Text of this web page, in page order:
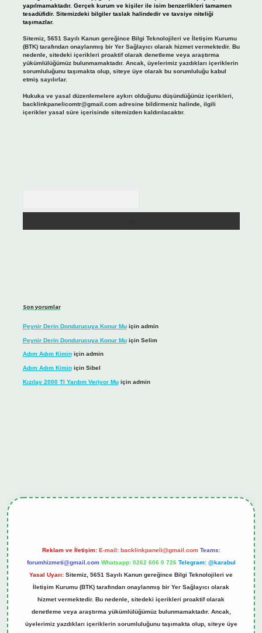
yapılmamaktadır. Gerçek kurum ve kişiler ile isim benzerlikleri tamamen
tesadüfidir. Sitemizdeki bilgiler taslak halindedir ve tavsiye niteliği
taşımazlar.
Sitemiz, 5651 Sayılı Kanun gereğince Bilgi Teknolojileri ve İletişim Kurumu
(BTK) tarafından onaylanmış bir Yer Sağlayıcı olarak hizmet vermektedir. Bu
nedenle, sitedeki içerikleri proaktif olarak denetleme veya araştırma
yükümlülüğümüz bulunmamaktadır. Ancak, üyelerimiz yazdıkları içeriklerin
sorumluluğunu taşımakta olup, siteye üye olarak bu sorumluluğu kabul
etmiş sayılırlar.
Hukuka ve yasal düzenlemelere aykırı olduğunu düşündüğünüz içerikleri,
backlinkpanelicomtr@gmail.comadresine bildirmeniz halinde, ilgili
içerikler yasal süre içerisinde sitemizden kaldırılacaktır.
Son yorumlar
Peynir Derin Dondurucuya Konur Muiçin admin
Peynir Derin Dondurucuya Konur Muiçin Selim
Adım Adım Kiminiçin admin
Adım Adım Kiminiçin Sibel
Kızılay 2000 Tl Yardım Veriyor Muiçin admin
Reklam ve İletişim: E-mail: backlinkpaneli@gmail.com Teams:
forumhizmeti@gmail.com Whatsapp: 0262 606 0 726 Telegram: @karabul
Yasal Uyarı: Sitemiz, 5651 Sayılı Kanun gereğince Bilgi Teknolojileri ve
İletişim Kurumu (BTK) tarafından onaylanmış bir Yer Sağlayıcı olarak
hizmet vermektedir. Bu nedenle, sitedeki içerikleri proaktif olarak
denetleme veya araştırma yükümlülüğümüz bulunmamaktadır. Ancak,
üyelerimiz yazdıkları içeriklerin sorumluluğunu taşımakta olup, siteye üye